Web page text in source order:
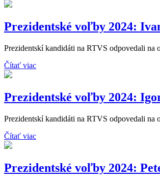
Prezidentské voľby 2024:
Prezidentskí kandidáti na RTVS odpovedali
Čítať viac
Prezidentské voľby 2024:
Prezidentskí kandidáti na RTVS odpovedali
Čítať viac
Prezidentské voľby 2024: